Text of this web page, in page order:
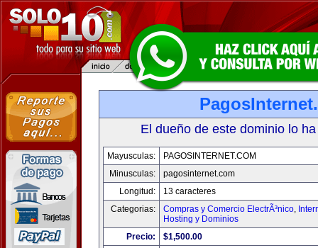
El dueño de este dominio lo
Mayusculas:
PAGOSINTERNET.COM
Minusculas:
pagosinternet.com
Longitud:
13 caracteres
Categorias:
Compras y Comercio ElectrÃ³nico,
Hosting y Dominios
Precio:
$1,500.00